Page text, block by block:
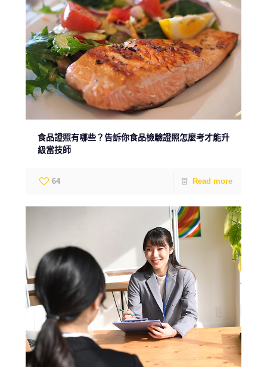
食品證照有哪些？告訴你食品檢驗證照怎麼考才能升
級當技師
64 Read more